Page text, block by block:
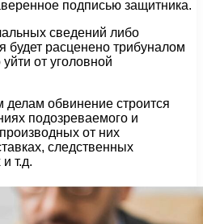
подписью защитника.
сведений либо
будет расценено трибуналом
от уголовной
обвинение строится
подозреваемого и
от них
следственных
т.д.